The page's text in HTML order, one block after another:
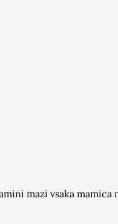
mazi vsaka mamica